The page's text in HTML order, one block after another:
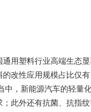
用塑料行业高端生态
改性应用规模占比仅
中，新能源汽车的轻量
此外还有抗菌、抗指